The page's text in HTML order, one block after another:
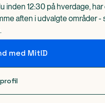
inden 12:30 på hverdage,
aften i udvalgte områder -
med MitID